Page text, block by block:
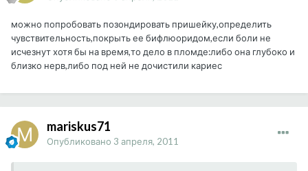
можно попробовать позондировать пришейку,определить
чувствительность,покрыть ее бифлюоридом,если боли не
исчезнут хотя бы на время,то дело в пломде:либо она глубоко и
близко нерв,либо под ней не дочистили кариес
mariskus71
Опубликовано 3 апреля, 2011